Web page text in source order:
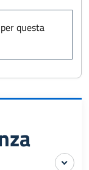
questa